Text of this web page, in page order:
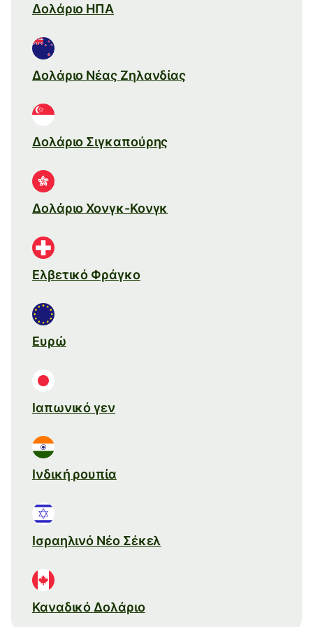
Δολάριο ΗΠΑ
Δολάριο Νέας Ζηλανδίας
Δολάριο Σιγκαπούρης
Δολάριο Χονγκ-Κονγκ
Ελβετικό Φράγκο
Ευρώ
Ιαπωνικό γεν
Ινδική ρουπία
Ισραηλινό Νέο Σέκελ
Καναδικό Δολάριο